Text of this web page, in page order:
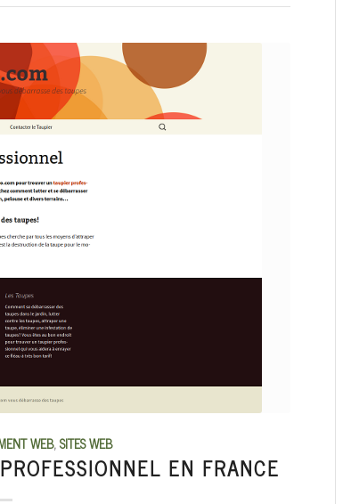
WEB,SITES WEB
EN FRANCE